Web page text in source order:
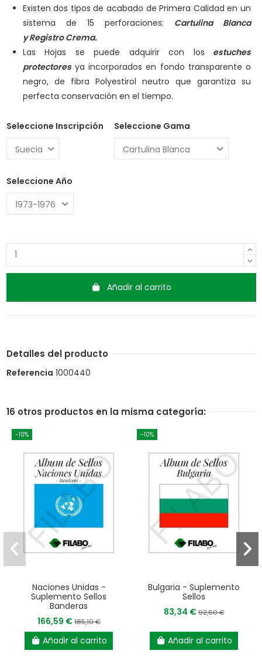
Existen dos tipos de acabado de Primera Calidad en un
sistema de 15 perforaciones: Cartulina Blanca
yRegistro Crema.
Las Hojas se puede adquirir con los estuches
protectoresya incorporados en fondo transparente o
negro, de fibra Polyestirol neutro que garantiza su
perfecta conservación en el tiempo.
Seleccione Inscripción Seleccione Gama
Seleccione Año
Añadir al carrito
Detalles del producto
Referencia 1000440
16 otros productos en la misma categoría:
-10%
Naciones Unidas -
Suplemento Sellos
Banderas
166,59 €185,10 €
Añadir al carrito
-10%
Bulgaria - Suplemento
Sellos
83,34 €92,60 €
Añadir al carrito